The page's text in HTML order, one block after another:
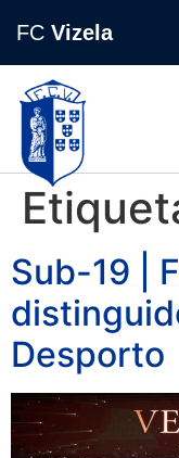
FC Vizela
Sub-19 |
Desporto